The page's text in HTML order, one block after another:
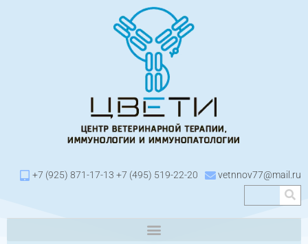
+7 (925) 871-17-13 +7 (495) 519-22-20 vetnnov77@mail.ru